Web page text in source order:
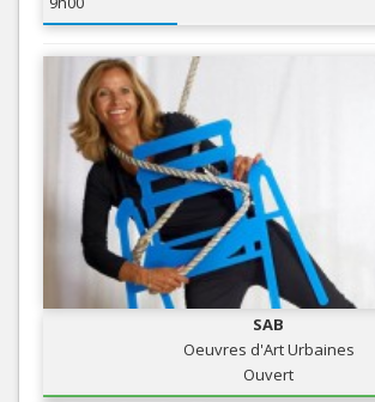
SAB
Oeuvres d'Art Urbaines
Ouvert